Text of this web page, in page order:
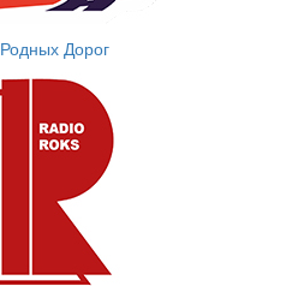
Родных Дорог